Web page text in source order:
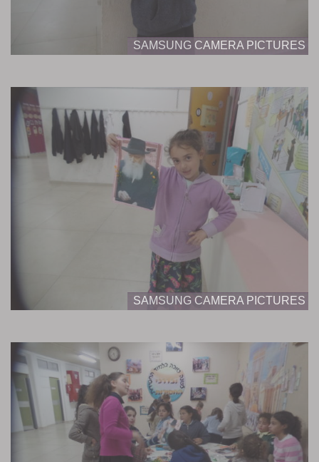
SAMSUNG CAMERA PICTURES
SAMSUNG CAMERA PICTURES